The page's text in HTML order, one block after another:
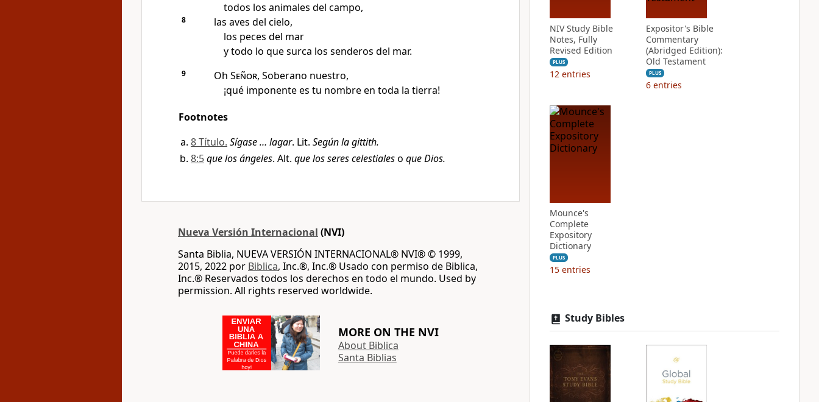
todos los animales del campo,
8
las aves del cielo,
los peces del mar
y todo lo que surca los senderos del mar.
9 Oh Señor, Soberano nuestro,
¡qué imponente es tu nombre en toda la tierra!
Footnotes
8 Título. Sígase … lagar. Lit. Según la gittith.
8:5que los ángeles. Alt. que los seres celestialeso que Dios.
Nueva Versión Internacional (NVI)
Santa Biblia, NUEVA VERSIÓN INTERNACIONAL® NVI® © 1999,
2015, 2022 por Biblica, Inc.®, Inc.® Usado con permiso de Biblica,
Inc.® Reservados todos los derechos en todo el mundo. Used by
permission. All rights reserved worldwide.
MORE ON THE NVI
About Biblica
Santa Biblias
NIV Study Bible
Notes, Fully
Revised Edition
PLUS
12 entries
Expositor's Bible
Commentary
(Abridged Edition):
Old Testament
PLUS
6 entries
Mounce's
Complete
Expository
Dictionary
PLUS
15 entries
Study Bibles